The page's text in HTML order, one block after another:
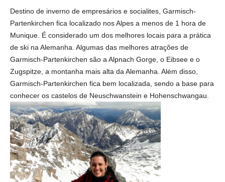
Destino de inverno de empresários e socialites, Garmisch-
Partenkirchen fica localizado nos Alpes a menos de 1 hora de
Munique. É considerado um dos melhores locais para a prática
de ski na Alemanha. Algumas das melhores atrações de
Garmisch-Partenkirchen são a Alpnach Gorge, o Eibsee e o
Zugspitze, a montanha mais alta da Alemanha. Além disso,
Garmisch-Partenkirchen fica bem localizada, sendo a base para
conhecer os castelos de Neuschwanstein e Hohenschwangau.